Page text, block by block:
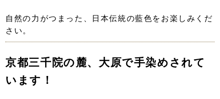
自然の力がつまった、日本伝統の藍色をお楽しみくだ
さい。
京都三千院の麓、大原で手染めされて
います！